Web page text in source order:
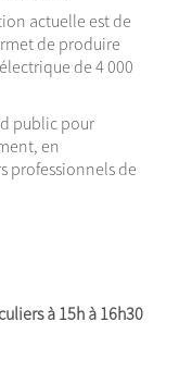
actuelle est de
de produire
de 4 000
public pour
en
professionnels de
à 15h à 16h30